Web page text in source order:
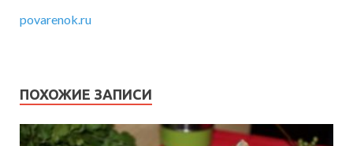
povarenok.ru
ПОХОЖИЕ ЗАПИСИ